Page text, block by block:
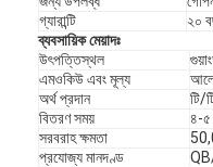
গ্যারান্টি
২০
ব্যবসায়িক মেয়াদঃ
উৎপত্তিস্থল
এমওকিউ এবং মূল্য
অর্থ প্রদান
টি/
বিতরণ সময়
৪-৫
সরবরাহ ক্ষমতা
প্রযোজ্য মানদণ্ড